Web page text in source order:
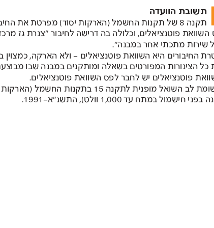
תשובת הוועדה
8 של תקנות החשמל )הארקות יסוד( מפרטת את החיבורים אל
תקנה
15 בתקנות החשמל )הארקות ואמצעי
.1991
1,000 וולט(, התשנ"א-